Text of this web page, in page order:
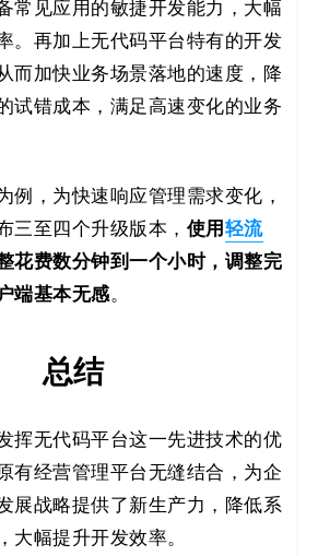
常见应用的敏捷开发能力，大幅
。再加上无代码平台特有的开发
而加快业务场景落地的速度，降
试错成本，满足高速变化的业务
例，为快速响应管理需求变化，
三至四个升级版本， 使用轻流
花费数分钟到一个小时，调整完
端基本无感。
总结
挥无代码平台这一先进技术的优
有经营管理平台无缝结合，为企
展战略提供了新生产力，降低系
大幅提升开发效率。